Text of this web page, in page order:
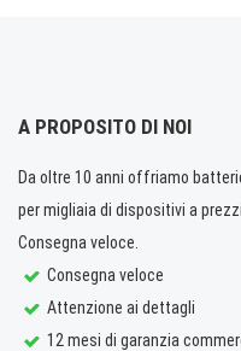
A PROPOSITO DI NOI
Da oltre 10 anni offriamo
per migliaia di dispositivi a
Consegna veloce.
Consegna veloce
Attenzione ai dettagli
12 mesi di garanzia